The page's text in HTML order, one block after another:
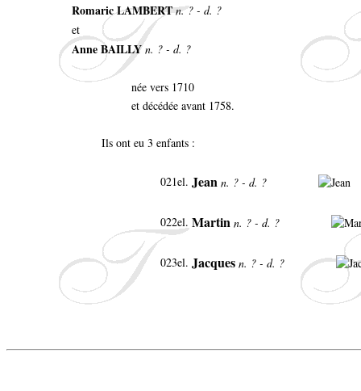
Romaric LAMBERTn. ? - d. ?
et
Anne BAILLYn. ? - d. ?
née vers 1710
et décédée avant 1758.
Ils ont eu 3 enfants :
021el. Jean n. ? - d. ?
022el. Martin n. ? - d. ?
023el. Jacques n. ? - d. ?